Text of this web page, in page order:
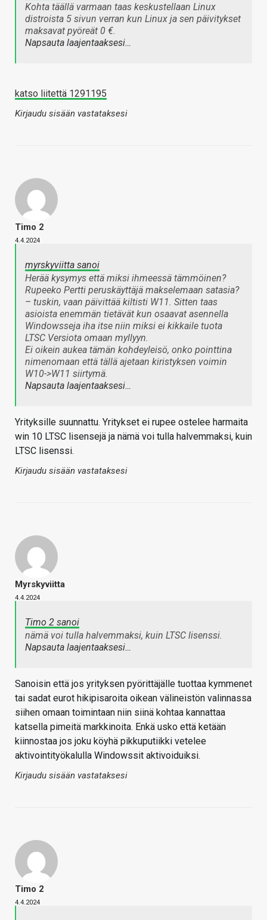
Kohta täällä varmaan taas keskustellaan Linux
distroista 5 sivun verran kun Linux ja sen päivitykset
maksavat pyöreät 0 €.
Napsauta laajentaaksesi…
katso liitettä 1291195
Kirjaudu sisään vastataksesi
Timo 2
4.4.2024
myrskyviitta sanoi
Herää kysymys että miksi ihmeessä tämmöinen?
Rupeeko Pertti peruskäyttäjä makselemaan satasia?
– tuskin, vaan päivittää kiltisti W11. Sitten taas
asioista enemmän tietävät kun osaavat asennella
Windowsseja iha itse niin miksi ei kikkaile tuota
LTSC Versiota omaan myllyyn.
Ei oikein aukea tämän kohdeyleisö, onko pointtina
nimenomaan että tällä ajetaan kiristyksen voimin
W10->W11 siirtymä.
Napsauta laajentaaksesi…
Yrityksille suunnattu. Yritykset ei rupee ostelee harmaita
win 10 LTSC lisensejä ja nämä voi tulla halvemmaksi, kuin
LTSC lisenssi.
Kirjaudu sisään vastataksesi
Myrskyviitta
4.4.2024
Timo 2 sanoi
nämä voi tulla halvemmaksi, kuin LTSC lisenssi.
Napsauta laajentaaksesi…
Sanoisin että jos yrityksen pyörittäjälle tuottaa kymmenet
tai sadat eurot hikipisaroita oikean välineistön valinnassa
siihen omaan toimintaan niin siinä kohtaa kannattaa
katsella pimeitä markkinoita. Enkä usko että ketään
kiinnostaa jos joku köyhä pikkuputiikki vetelee
aktivointityökalulla Windowssit aktivoiduiksi.
Kirjaudu sisään vastataksesi
Timo 2
4.4.2024